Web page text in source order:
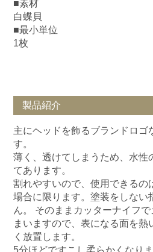
■素材
白蝶貝
■最小単位
1枚
製品紹介
主にヘッドを飾るブランドロゴ
す。
薄く、透けてしまうため、水性
てあります。
割れやすいので、使用できるの
場合に限ります。塗装をしない
ん。 そのままカッターナイフ
まいますので、表になる面を熱
く放置します。
5分ほどですこし柔らかくなり